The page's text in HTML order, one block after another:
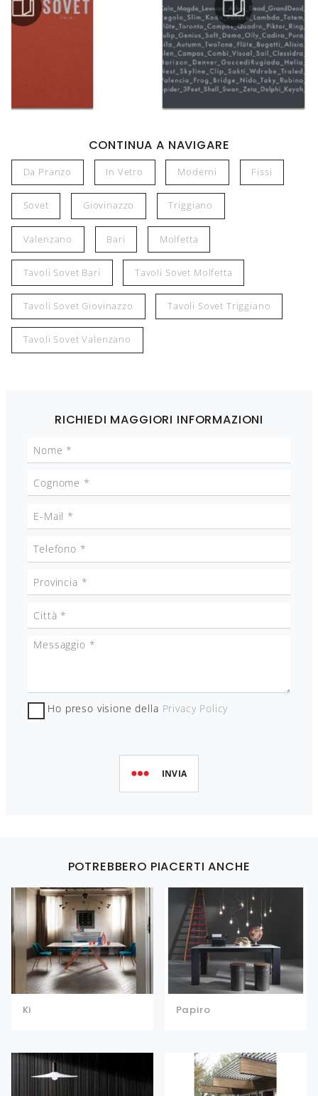
CONTINUA A NAVIGARE
Da Pranzo In Vetro Moderni Fissi
Sovet Giovinazzo Triggiano
Valenzano Bari Molfetta
Tavoli Sovet Bari Tavoli Sovet Molfetta
Tavoli Sovet Giovinazzo Tavoli Sovet Triggiano
Tavoli Sovet Valenzano
RICHIEDI MAGGIORI INFORMAZIONI
Ho preso visione della Privacy Policy
INVIA
POTREBBERO PIACERTI ANCHE
Ki Papiro